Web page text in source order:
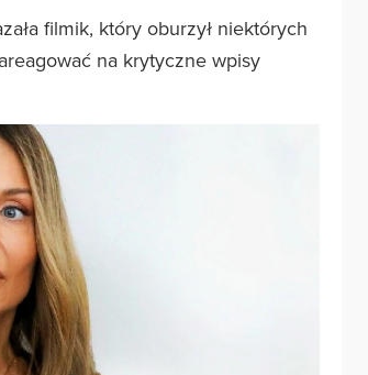
filmik, który oburzył niektórych
na krytyczne wpisy